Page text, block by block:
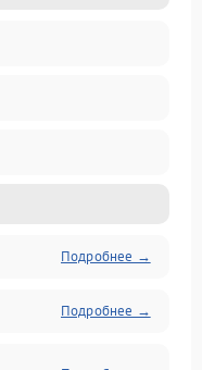
Подробнее →
Подробнее →